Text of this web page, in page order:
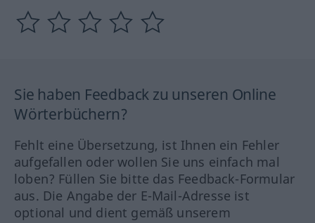
Sie haben Feedback zu unseren Online
Wörterbüchern?
Fehlt eine Übersetzung, ist Ihnen ein Fehler
aufgefallen oder wollen Sie uns einfach mal
loben? Füllen Sie bitte das Feedback-Formular
aus. Die Angabe der E-Mail-Adresse ist
optional und dient gemäß unserem